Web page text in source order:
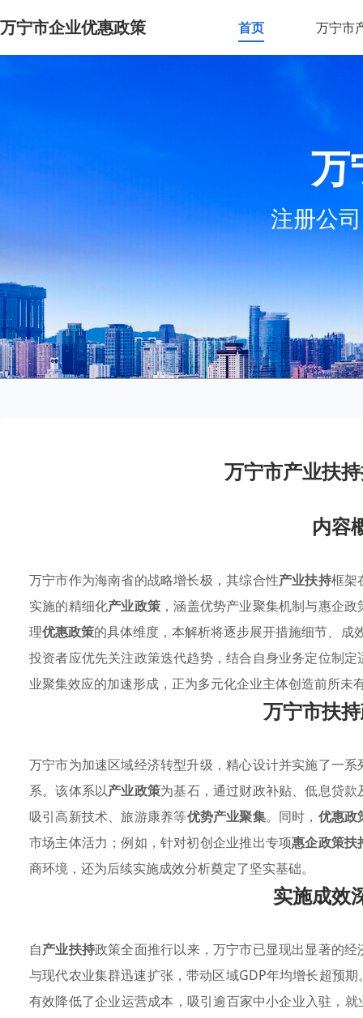
万宁市企业优惠政策 首页 万宁市
万
注册公
万宁市产业扶
内容
万宁市作为海南省的战略增长极，其综合性产业扶持框架
实施的精细化产业政策 ，涵盖优势产业聚集机制与惠企
理优惠政策的具体维度，本解析将逐步展开措施细节、
投资者应优先关注政策迭代趋势，结合自身业务定位制
业聚集效应的加速形成，正为多元化企业主体创造前所
万宁市扶
万宁市为加速区域经济转型升级，精心设计并实施了一系
系。该体系以产业政策为基石，通过财政补贴、低息贷
吸引高新技术、旅游康养等优势产业聚集。同时， 优惠政
市场主体活力；例如，针对初创企业推出专项惠企政策扶
商环境，还为后续实施成效分析奠定了坚实基础。
实施成效
自产业扶持政策全面推行以来，万宁市已显现出显著的经
与现代农业集群迅速扩张，带动区域GDP年均增长超预
有效降低了企业运营成本，吸引逾百家中小企业入驻，